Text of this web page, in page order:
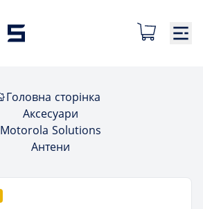
Головна сторінка
Аксесуари
Motorola Solutions
Антени